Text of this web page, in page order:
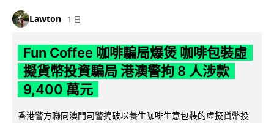
Lawton 1 日
Fun Coffee 咖啡騙局爆煲 咖啡包裝虛
擬貨幣投資騙局 港澳警拘 8 人涉款
9,400 萬元
香港警方聯同澳門司警搗破以養生咖啡生意包裝的虛擬貨幣投